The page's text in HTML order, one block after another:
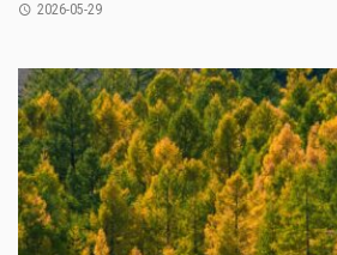
2026-05-29